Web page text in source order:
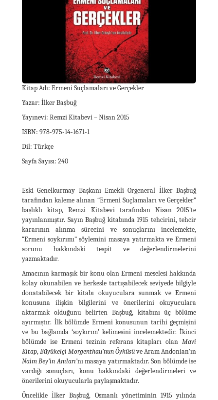
Kitap Adı: Ermeni Suçlamaları ve Gerçekler
Yazar: İlker Başbuğ
Yayınevi: Remzi Kitabevi – Nisan 2015
ISBN: 978-975-14-1671-1
Dil: Türkçe
Sayfa Sayısı: 240
Eski Genelkurmay Başkanı Emekli Orgeneral İlker Başbuğ
tarafından kaleme alınan “Ermeni Suçlamaları ve Gerçekler”
başlıklı kitap, Remzi Kitabevi tarafından Nisan 2015’te
yayınlanmıştır. Sayın Başbuğ kitabında 1915 tehcirini, tehcir
kararının alınma sürecini ve sonuçlarını incelemekte,
“Ermeni soykırımı” söylemini masaya yatırmakta ve Ermeni
sorunu hakkındaki tespit ve değerlendirmelerini
yazmaktadır.
Amacının karmaşık bir konu olan Ermeni meselesi hakkında
kolay okunabilen ve herkesle tartışabilecek seviyede bilgiyle
donatabilecek bir kitabı okuyuculara sunmak ve Ermeni
konusuna ilişkin bilgilerini ve önerilerini okuyuculara
aktarmak olduğunu belirten Başbuğ, kitabını üç bölüme
ayırmıştır. İlk bölümde Ermeni konusunun tarihi geçmişini
ve bu bağlamda ‘soykırım’ kelimesini incelemektedir. İkinci
bölümde ise Ermeni tezinin referans kitapları olan Mavi
Kitap,Büyükelçi Morgenthau’nun Öyküsüve Aram Andonian’ın
Naim Bey’in Anıları’nı masaya yatırmaktadır. Son bölümde ise
vardığı sonuçları, konu hakkındaki değerlendirmeleri ve
önerilerini okuyucularla paylaşmaktadır.
Öncelikle İlker Başbuğ, Osmanlı yönetiminin 1915 yılında